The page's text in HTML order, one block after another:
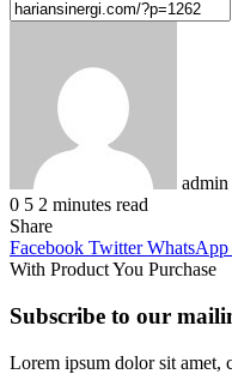
admin
0 5 2 minutes read
Share
Facebook Twitter WhatsApp
With Product You Purchase
Subscribe to our
Lorem ipsum dolor sit amet,